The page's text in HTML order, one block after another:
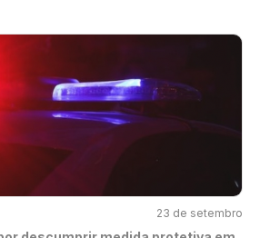
23 de setembro